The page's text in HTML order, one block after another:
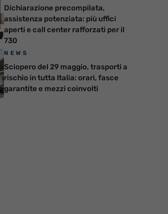
Dichiarazione precompilata,
assistenza potenziata: più uffici
aperti e call center rafforzati per il
730
NEWS
Sciopero del 29 maggio, trasporti a
rischio in tutta Italia: orari, fasce
garantite e mezzi coinvolti